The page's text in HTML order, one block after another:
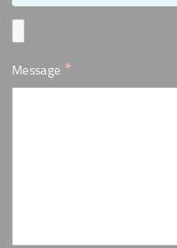
Message *